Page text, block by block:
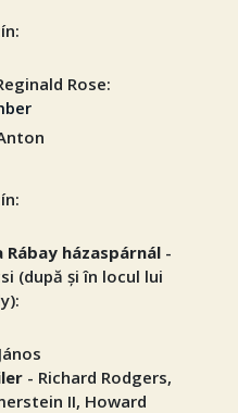
Rose:
Rábay házaspárnál -
(după și în locul lui
- Richard Rodgers,
II, Howard